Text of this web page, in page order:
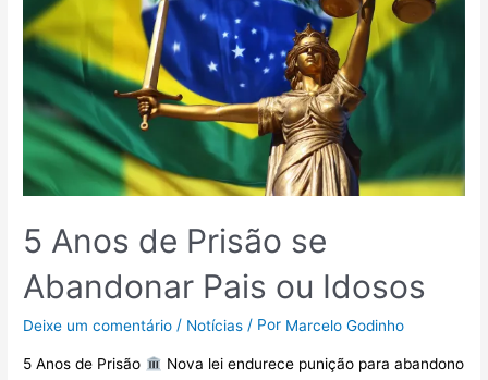
5 Anos de Prisão se
Abandonar Pais ou Idosos
Deixe um comentário / Notícias / Por Marcelo Godinho
5 Anos de Prisão
Nova lei endurece punição para abandono